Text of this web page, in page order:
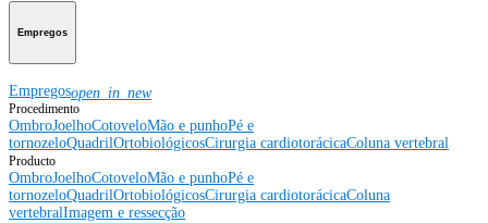
Empregos
Empregosopen_in_new
Procedimento
OmbroJoelhoCotoveloMão e punhoPé e
tornozeloQuadrilOrtobiológicosCirurgia cardiotorácicaColuna vertebral
Producto
OmbroJoelhoCotoveloMão e punhoPé e
tornozeloQuadrilOrtobiológicosCirurgia cardiotorácicaColuna
vertebralImagem e ressecção